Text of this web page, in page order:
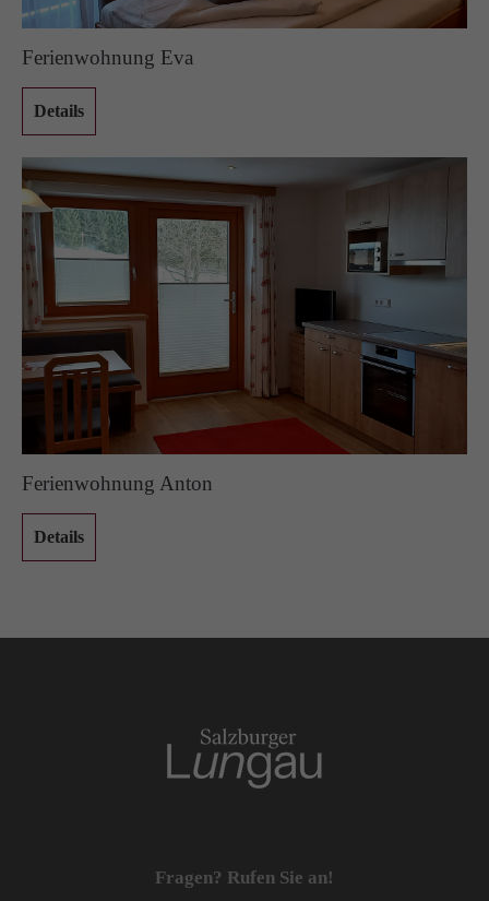
Ferienwohnung Eva
Details
Ferienwohnung Anton
Details
Fragen? Rufen Sie an!